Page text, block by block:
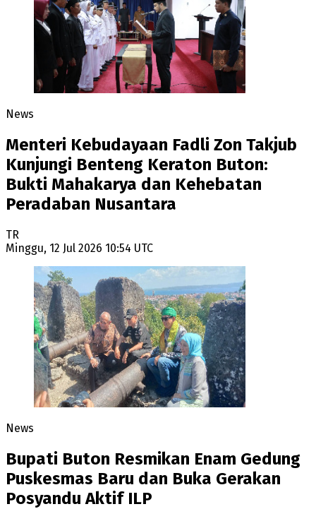
News
Menteri Kebudayaan Fadli Zon Takjub
Kunjungi Benteng Keraton Buton:
Bukti Mahakarya dan Kehebatan
Peradaban Nusantara
TR
Minggu, 12 Jul 2026 10:54 UTC
News
Bupati Buton Resmikan Enam Gedung
Puskesmas Baru dan Buka Gerakan
Posyandu Aktif ILP